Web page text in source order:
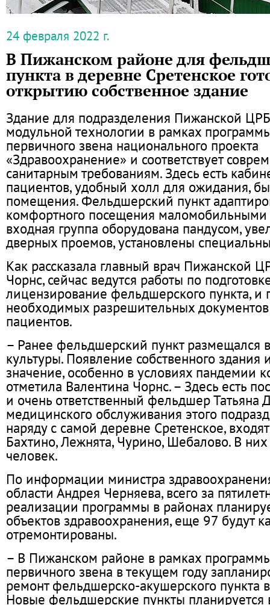
24 февраля 2022 г.
В Пижанском районе для
пункта в деревне Сретенское
открытию собственное здание
Здание для подразделения Пижанской
модульной технологии в рамках
первичного звена национального проекта
«Здравоохранение» и соответствует
санитарным требованиям. Здесь есть
пациентов, удобный холл для ожидания,
помещения. Фельдшерский пункт
комфортного посещения
входная группа оборудована пандусом,
дверных проемов, установлены
Как рассказала главный врач Пижанской
Чорнс, сейчас ведутся работы по
лицензирование фельдшерского пункта, и
необходимых разрешительных
пациентов.
– Ранее фельдшерский пункт размещался
культуры. Появление собственного здания
значение, особенно в условиях пандемии
отметила Валентина Чорнс. – Здесь есть
и очень ответственный фельдшер Татьяна
медицинского обслуживания этого
наряду с самой деревне Сретенское,
Бахтино, Лежнята, Чурино, Шебалово. В
человек.
По информации министра
области Андрея Черняева, всего за
реализации программы в районах
объектов здравоохранения, еще 97 будут
отремонтированы.
– В Пижанском районе в рамках
первичного звена в текущем году
ремонт фельдшерско-акушерского пункта
Новые фельдшерские пункты планируется